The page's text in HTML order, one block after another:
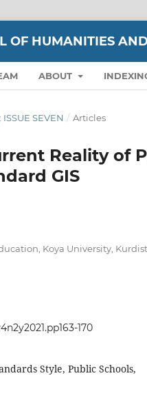
OF HUMANITIES
ABOUT
ISSUE SEVEN / Articles
Reality of
GIS
Koya University,
170
Style, Public Schools,